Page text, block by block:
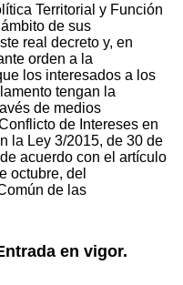
Territorial y Función
de sus
real decreto y, en
orden a la
los interesados a los
tengan la
de medios
de Intereses en
la Ley 3/2015, de 30 de
acuerdo con el artículo
octubre, del
de las
en vigor.